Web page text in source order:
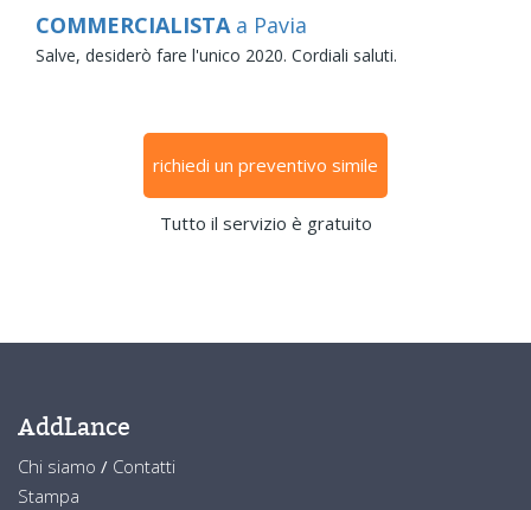
COMMERCIALISTA a Pavia
Salve, desiderò fare l'unico 2020. Cordiali saluti.
richiedi un preventivo simile
Tutto il servizio è gratuito
AddLance
Chi siamo / Contatti
Stampa